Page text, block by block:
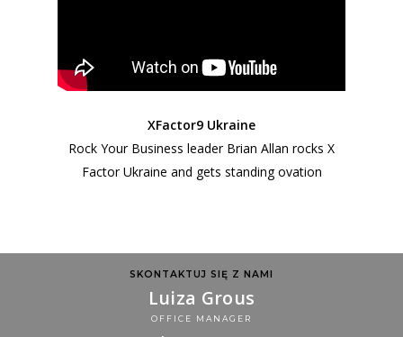
XFactor9 Ukraine
Rock Your Business leader Brian Allan rocks X
Factor Ukraine and gets standing ovation
SKONTAKTUJ SIĘ Z NAMI
Luiza Grous
OFFICE MANAGER